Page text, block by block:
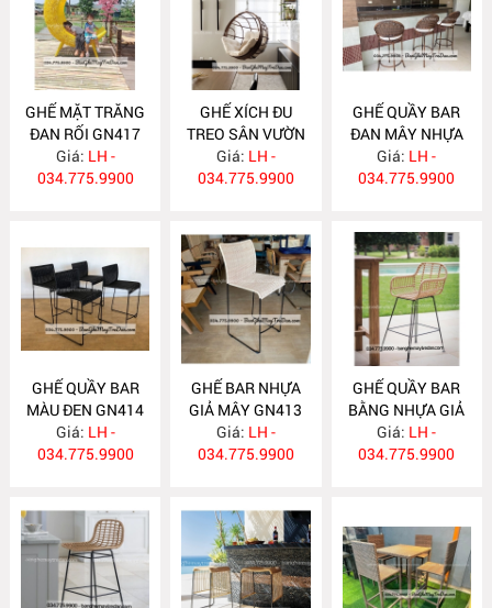
GHẾ MẶT TRĂNG
ĐAN RỐI GN417
Giá: LH -
034.775.9900
GHẾ XÍCH ĐU
TREO SÂN VƯỜN
GN416
Giá: LH -
034.775.9900
GHẾ QUẦY BAR
ĐAN MÂY NHỰA
GN415
Giá: LH -
034.775.9900
GHẾ QUẦY BAR
MÀU ĐEN GN414
Giá: LH -
034.775.9900
GHẾ BAR NHỰA
GIẢ MÂY GN413
Giá: LH -
034.775.9900
GHẾ QUẦY BAR
BẰNG NHỰA GIẢ
MÂY GN412
Giá: LH -
034.775.9900